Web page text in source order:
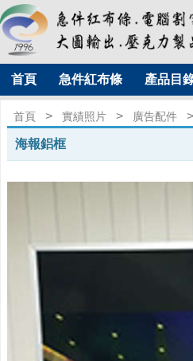
首頁 急件紅布條 產品目
首頁 > 實績照片 > 廣告配件 >
海報鋁框